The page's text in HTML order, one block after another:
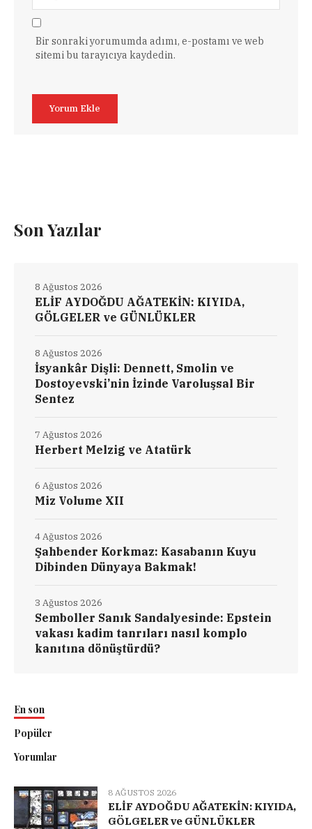
Bir sonraki yorumumda adımı, e-postamı ve web
sitemi bu tarayıcıya kaydedin.
Son Yazılar
ELİF AYDOĞDU AĞATEKİN: KIYIDA,
GÖLGELER ve GÜNLÜKLER
8 Ağustos 2026
İsyankâr Dişli: Dennett, Smolin ve
Dostoyevski’nin İzinde Varoluşsal Bir
Sentez
8 Ağustos 2026
Herbert Melzig ve Atatürk
7 Ağustos 2026
Miz Volume XII
6 Ağustos 2026
Şahbender Korkmaz: Kasabanın Kuyu
Dibinden Dünyaya Bakmak!
4 Ağustos 2026
Semboller Sanık Sandalyesinde: Epstein
vakası kadim tanrıları nasıl komplo
kanıtına dönüştürdü?
3 Ağustos 2026
En son
Popüler
Yorumlar
8 AĞUSTOS 2026
ELİF AYDOĞDU AĞATEKİN: KIYIDA,
GÖLGELER ve GÜNLÜKLER